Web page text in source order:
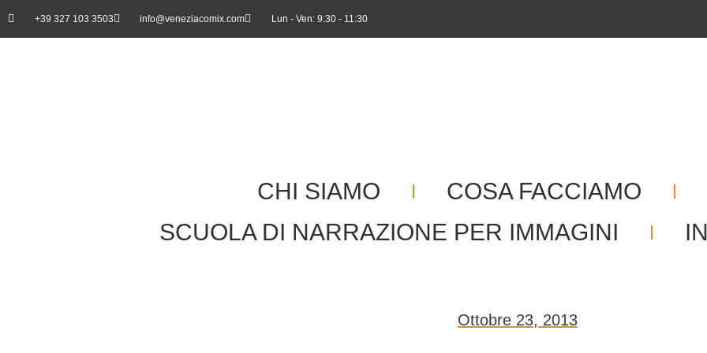
+39 327 103 3503 info@veneziacomix.com Lun - Ven: 9:30 - 11:30
CHI SIAMO
COSA FACCIAMO
SCUOLA DI NARRAZIONE PER IMMAGINI
Ottobre 23, 2013